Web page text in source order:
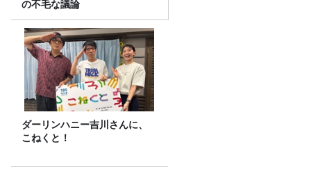
の不毛な議論
ダーリンハニー吉川さんに、
こねくと！